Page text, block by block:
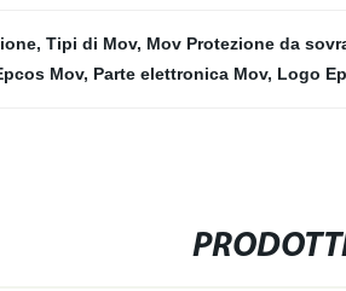
, Tipi di Mov, Mov Protezione da
Mov, Parte elettronica Mov, Logo